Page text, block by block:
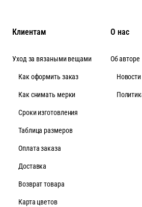
Клиентам
Уход за вязаными вещами
Как оформить заказ
Как снимать мерки
Cроки изготовления
Таблица размеров
Оплата заказа
Доставка
Возврат товара
Карта цветов
О нас
Об авторе
Новости